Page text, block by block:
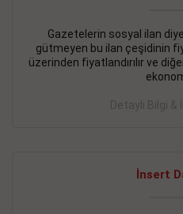
Gazetelerin sosyal ilan
gütmeyen bu ilan çeşidinin
üzerinden fiyatlandırılır ve
Detaylı Bilgi
İnsert
İŞYERİ KİRALIK İlanı -
BEYLİKDÜZÜ Kavaklıda 4